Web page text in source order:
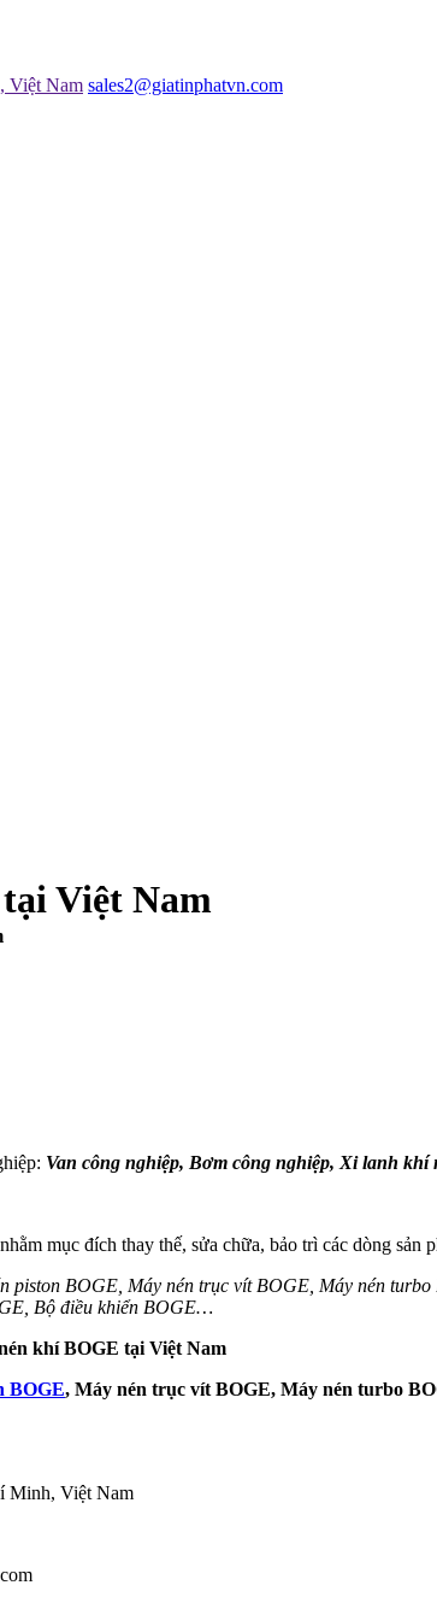
Việt Nam sales2@giatinphatvn.com
Việt Nam
Van công nghiệp, Bơm công nghiệp, Xi lanh
nhằm mục đích thay thế, sửa chữa, bảo trì các dòng sản
piston BOGE, Máy nén trục vít BOGE, Máy nén
Bộ điều khiển BOGE…
khí BOGE tại Việt Nam
BOGE, Máy nén trục vít BOGE, Máy nén turbo
Minh, Việt Nam